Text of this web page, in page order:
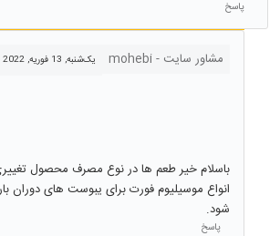
پاسخ
مشاور سایت - mohebi یک‌شنبه, 13 فوریه, 2022 - 10:06
باسلام خیر طعم ها در نوع مصرف محصول
انواع موسیلیوم فورت برای یبوست های دوران
شود.
پاسخ